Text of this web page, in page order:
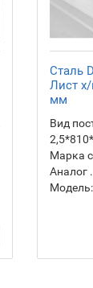
Сталь
Лист х/
мм
Вид
Марка
Аналог
Модель: